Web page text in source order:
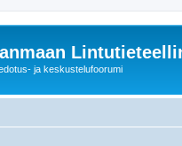
ja keskustelufoorumi